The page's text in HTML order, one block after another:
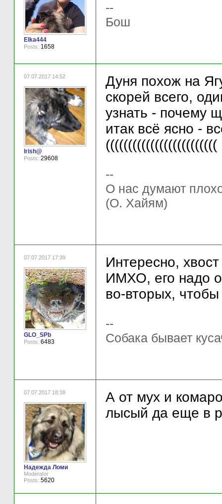
Elka444
Posts: 1658
--
Бош
07.07.2017 14:52
Irish@
Posts: 29608
Дуня похож на
скорей всего,
узнать - почему
итак всё ясно -
(((((((((((((((((((((((((
--
О нас думают
(О. Хайям)
07.07.2017 17:39
GLO_SPb
Posts: 6483
Интересно,
ИМХО, его надо
во-вторых,
--
Собака бывает
07.07.2017 18:38
Надежда Ломи
Moderator
Posts: 5620
А от мух и
лысый да еще в